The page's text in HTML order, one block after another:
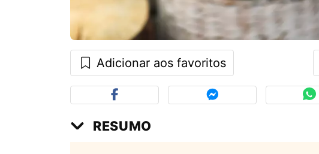
Adicionar aos favoritos
RESUMO